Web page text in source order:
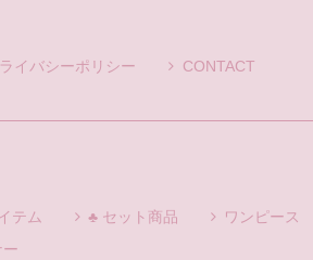
イバシーポリシー CONTACT
テム ♣ セット商品 ワンピース